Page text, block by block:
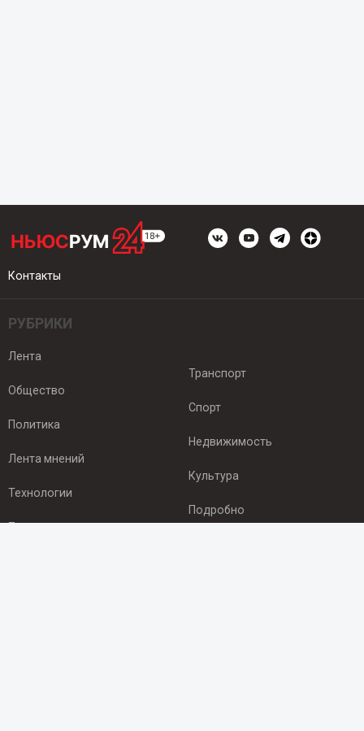
Контакты
РУБРИКИ
Лента
Общество
Политика
Лента мнений
Технологии
Происшествия
Транспорт
Спорт
Недвижимость
Культура
Подробно